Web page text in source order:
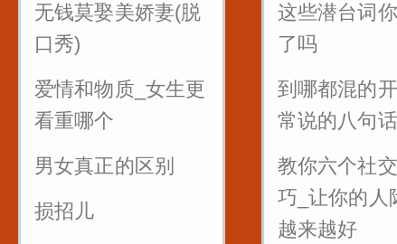
顾客嫌贵的话术技
巧_贵不贵引导到值
不值
销售的时候懂得尊
重客户_一句话就可
不知道怎么表
样说提高成功
情侣之间说
永远不分手
无钱莫娶美娇妻(脱
口秀)
爱情和物质_女生更
看重哪个
男女真正的区别
损招儿
这些潜台词
了吗
到哪都混的
常说的八句话
教你六个社
巧_让你的人
越来越好